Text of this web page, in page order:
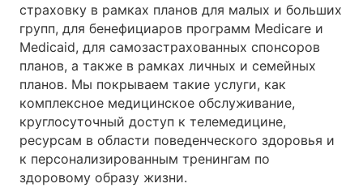
страховку в рамках планов для малых и больших
групп, для бенефициаров программ Medicare и
Medicaid, для самозастрахованных спонсоров
планов, а также в рамках личных и семейных
планов. Мы покрываем такие услуги, как
комплексное медицинское обслуживание,
круглосуточный доступ к телемедицине,
ресурсам в области поведенческого здоровья и
к персонализированным тренингам по
здоровому образу жизни.